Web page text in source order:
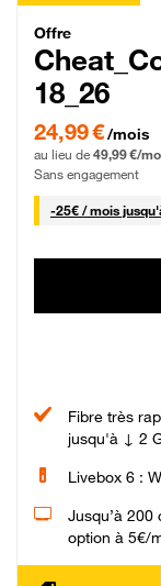
Offre
18_26
24,99 € par mois
24,99 €/mois
au lieu de 49,99 €/
Sans engagement
-25€ / mois25 €
Fibre très
jusqu'à ↓ 2
Livebox 6 :
Jusqu’à 200
option à 5€/